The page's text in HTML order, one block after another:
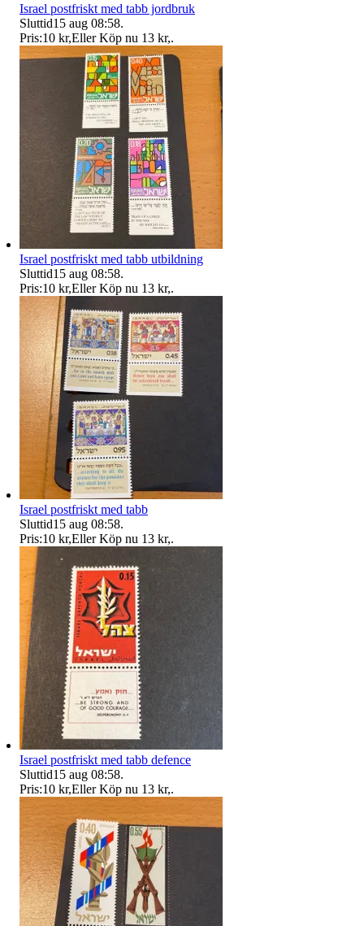
Israel postfriskt med tabb jordbruk
Sluttid15 aug 08:58.
Pris:10 kr,Eller Köp nu 13 kr,.
Israel postfriskt med tabb utbildning
Sluttid15 aug 08:58.
Pris:10 kr,Eller Köp nu 13 kr,.
Israel postfriskt med tabb
Sluttid15 aug 08:58.
Pris:10 kr,Eller Köp nu 13 kr,.
Israel postfriskt med tabb defence
Sluttid15 aug 08:58.
Pris:10 kr,Eller Köp nu 13 kr,.